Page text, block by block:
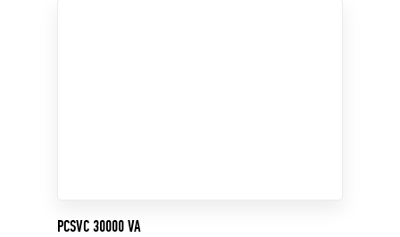
PCSVC 30000 VA